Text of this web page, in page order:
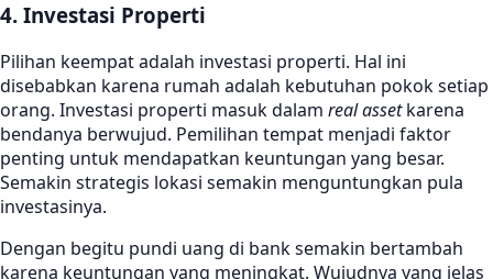
4. Investasi Properti
Pilihan keempat adalah investasi properti. Hal ini
disebabkan karena rumah adalah kebutuhan pokok setiap
orang. Investasi properti masuk dalam real assetkarena
bendanya berwujud. Pemilihan tempat menjadi faktor
penting untuk mendapatkan keuntungan yang besar.
Semakin strategis lokasi semakin menguntungkan pula
investasinya.
Dengan begitu pundi uang di bank semakin bertambah
karena keuntungan yang meningkat. Wujudnya yang jelas